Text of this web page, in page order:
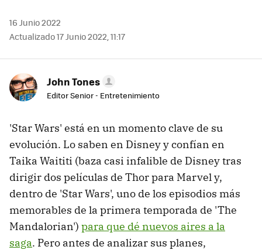
16 Junio 2022
Actualizado 17 Junio 2022, 11:17
John Tones
Editor Senior - Entretenimiento
'Star Wars' está en un momento clave de su
evolución. Lo saben en Disney y confían en
Taika Waititi (baza casi infalible de Disney tras
dirigir dos películas de Thor para Marvel y,
dentro de 'Star Wars', uno de los episodios más
memorables de la primera temporada de 'The
Mandalorian') para que dé nuevos aires a la
saga. Pero antes de analizar sus planes,